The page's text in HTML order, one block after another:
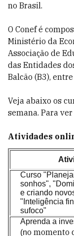
no Brasil.
O Conef é
Ministério da
Associação de
das Entidades
Balcão (B3),
Veja abaixo os
semana. Para
Atividades
Curso
sonhos",
e criando
"Inteligência
sufoco"
Aprenda a
(no momento